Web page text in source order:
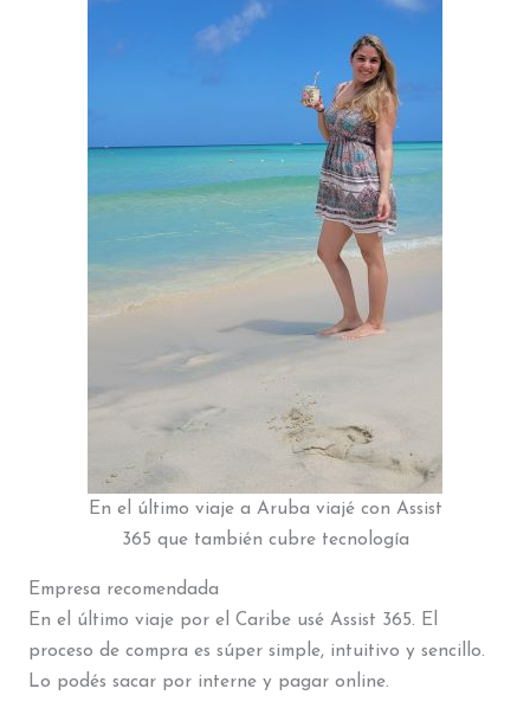
En el último viaje a Aruba viajé con Assist
365 que también cubre tecnología
Empresa recomendada
En el último viaje por el Caribe usé Assist 365. El
proceso de compra es súper simple, intuitivo y sencillo.
Lo podés sacar por interne y pagar online.